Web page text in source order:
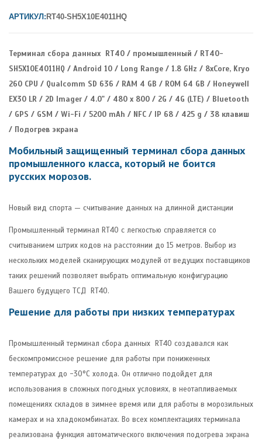
АРТИКУЛ:RT40-SH5X10E4011HQ
Терминал сбора данных RT40 / промышленный / RT40-
SH5X10E4011HQ / Android 10 / Long Range / 1.8 GHz / 8xCore, Kryo
260 CPU / Qualcomm SD 636 / RAM 4 GB / ROM 64 GB / Honeywell
EX30 LR / 2D Imager / 4.0" / 480 x 800 / 2G / 4G (LTE) / Bluetooth
/ GPS / GSM / Wi-Fi / 5200 mAh / NFC / IP 68 / 425 g / 38 клавиш
/ Подогрев экрана
Мобильный защищенный терминал сбора данных
промышленного класса, который не боится
русских морозов.
Новый вид спорта — считывание данных на длинной дистанции
Промышленный терминал RT40 с легкостью справляется со
считыванием штрих кодов на расстоянии до 15 метров. Выбор из
нескольких моделей сканирующих модулей от ведущих поставщиков
таких решений позволяет выбрать оптимальную конфигурацию
Вашего будущего ТСД RT40.
Решение для работы при низких температурах
Промышленный терминал сбора данных RT40 создавался как
бескомпромиссное решение для работы при пониженных
температурах до -30°C холода. Он отлично подойдет для
использования в сложных погодных условиях, в неотапливаемых
помещениях складов в зимнее время или для работы в морозильных
камерах и на хладокомбинатах. Во всех комплектациях терминала
реализована функция автоматического включения подогрева экрана